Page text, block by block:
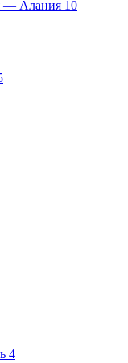
— Алания 10
4